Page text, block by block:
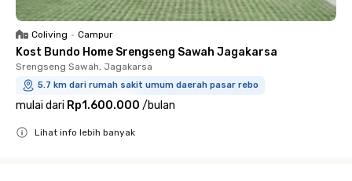
Coliving • Campur
Kost Bundo Home Srengseng Sawah Jagakarsa
Srengseng Sawah, Jagakarsa
5.7 km dari rumah sakit umum daerah pasar rebo
mulai dari Rp1.600.000 /bulan
Lihat info lebih banyak